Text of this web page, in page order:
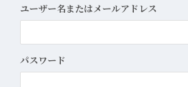
ユーザー名またはメールアドレス
パスワード